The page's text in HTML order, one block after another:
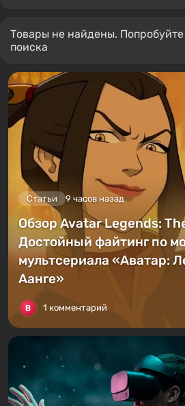
Товары не найдены.
поиска
Статьи 9 часов назад
Обзор Avatar Legends:
Достойный файтинг по
мультсериала «Аватар:
Аанге»
1 комментарий